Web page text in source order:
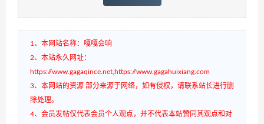
1、本网站名称：嘎嘎会响
2、本站永久网址：
https://www.gagaqince.net,https://www.gagahuixiang.com
3、本网站的资源 部分来源于网络，如有侵权，请联系站长进行删
除处理。
4、会员发帖仅代表会员个人观点，并不代表本站赞同其观点和对